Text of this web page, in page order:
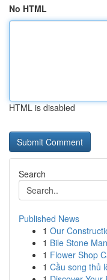
No HTML
HTML is disabled
Search
Published News
1 Our
1 Bile Stone
1 Flower Shop
1 Cầu song thủ